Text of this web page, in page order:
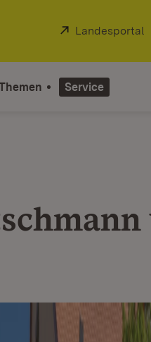
Extern:
Landesportal
Service